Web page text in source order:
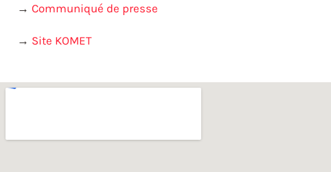
→ Communiqué de presse
→ Site KOMET